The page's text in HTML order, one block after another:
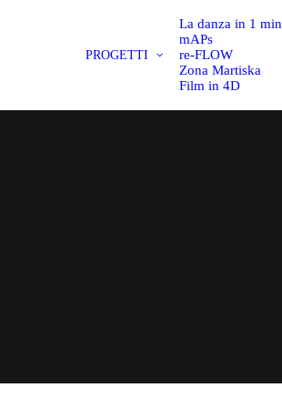
PROGETTI
La danza in 1
mAPs
re-FLOW
Zona Martiska
Film in 4D